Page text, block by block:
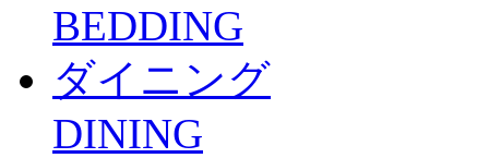
BEDDING
ダイニング
DINING